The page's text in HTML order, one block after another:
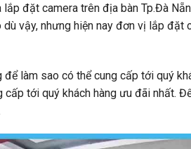
đặt camera trên địa bàn Tp.Đà
vậy, nhưng hiện nay đơn vị lắp đặt
làm sao có thể cung cấp tới quý
tới quý khách hàng ưu đãi nhất.